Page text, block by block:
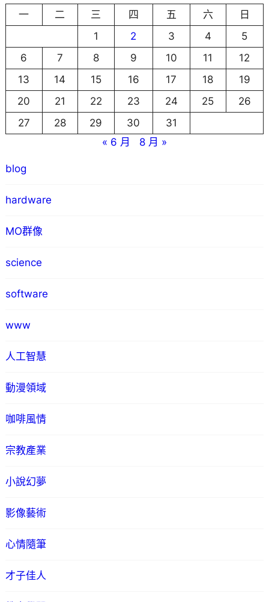
一
二 三 四 五 六
日
1
2 3 4
5
6
7 8 9 10 11
12
13
14 15 16 17 18
19
20
21 22 23 24 25
26
27
28 29 30
31
« 6 月
8 月 »
blog
hardware
MO群像
science
software
www
人工智慧
動漫領域
咖啡風情
宗教產業
小說幻夢
影像藝術
心情隨筆
才子佳人